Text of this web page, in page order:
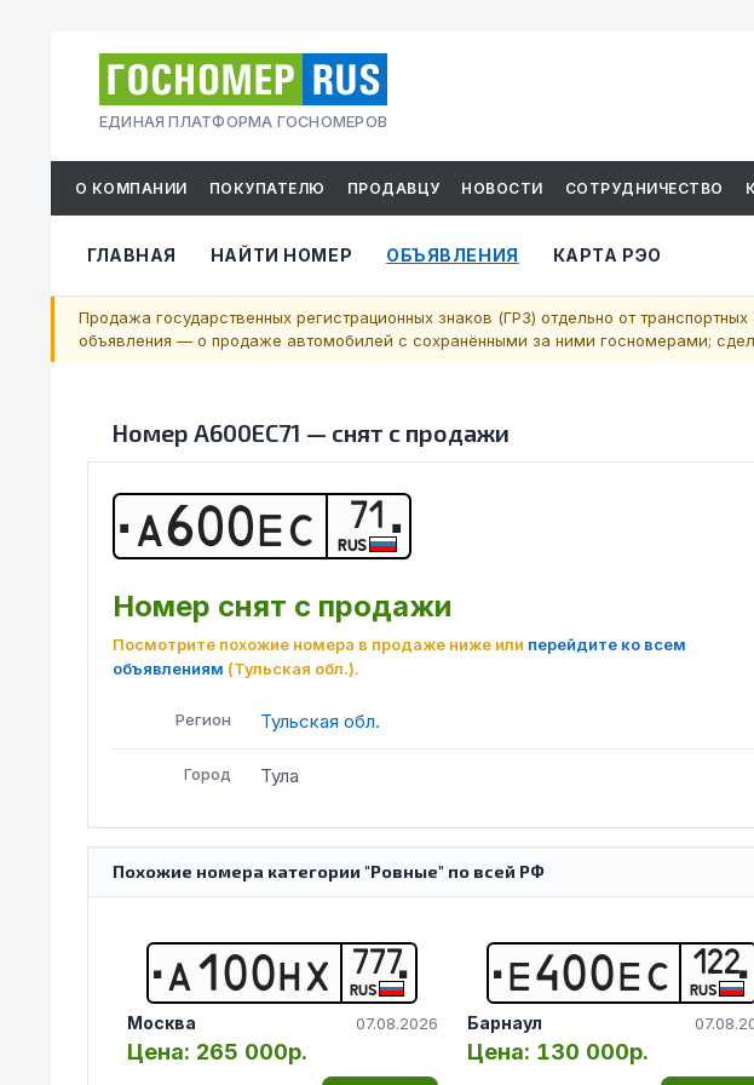
ЕДИНАЯ ПЛАТФОРМА ГОСНОМЕРОВ
О КОМПАНИИ ПОКУПАТЕЛЮ ПРОДАВЦУ НОВОСТИ СОТРУДНИЧЕСТВО
ГЛАВНАЯ НАЙТИ НОМЕР ОБЪЯВЛЕНИЯ КАРТА РЭО
Продажа государственных регистрационных знаков (ГРЗ) отдельно от
объявления — о продаже автомобилей с сохранёнными за ними госномерами;
Номер А600ЕС71 — снят с продажи
А600ЕС 71
RUS
Номер снят с продажи
Посмотрите похожие номера в продаже ниже или перейдите ко всем
объявлениям (Тульская обл.).
Регион Тульская обл.
Город Тула
Похожие номера категории "Ровные" по всей РФ
А 1 00НХ 777
RUS
Москва 07.08.2026
Цена: 265 000р.
Е400ЕС 122
RUS
Барнаул
Цена: 130 000р.